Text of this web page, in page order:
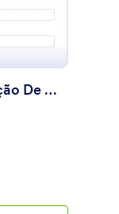
Formulário De Renovação De Matrícula Ensino Fundamental II